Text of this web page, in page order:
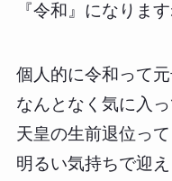
『令和』になります
個人的に令和って
なんとなく気に入っ
天皇の生前退位って
明るい気持ちで迎え